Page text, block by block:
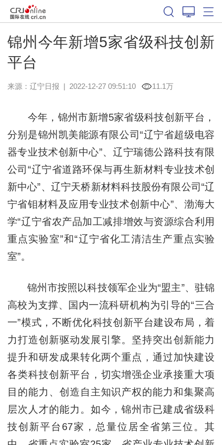
锦州今年新增5家省级科技创新
平台
来源： 辽宁日报 | 2022-12-27 09:51:10 11.1万
今年，锦州市新增5家省级科技创新平台，
分别是锦州凯美能源有限公司“辽宁省超级电容
器专业技术创新中心”、辽宁瑞德公路科技有限
公司“辽宁省道路环保与再生新材料专业技术创
新中心”、辽宁天桥新材料科技股份有限公司“辽
宁省钼材料及应用专业技术创新中心”、渤海大
学“辽宁省农产品加工减排增效与资源综合利用
重点实验室”和“辽宁省化工清洁生产重点实验
室”。
锦州市按照以科技领军企业为“盟主”、驻锦
高校为支撑、国内一流科研机构为引导的“三合
一”模式，不断优化科技创新平台建设布局，着
力打造创新驱动发展引擎。坚持突出创新能力
提升和研发成果转化两个重点，通过加快建设
各类科技创新平台，切实增强企业承接重大项
目的能力、创造自主知识产权的能力和集聚高
层次人才的能力。如今，锦州市已建成省级科
技创新平台67家，总量位居全省第三位。其